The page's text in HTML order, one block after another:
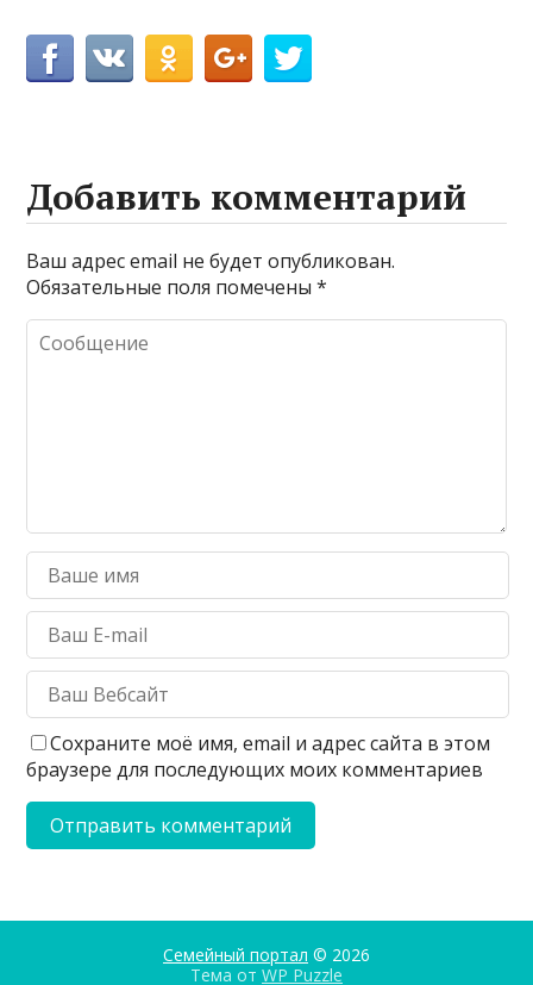
Добавить комментарий
Ваш адрес email не будет опубликован.
Обязательные поля помечены*
Сохраните моё имя, email и адрес сайта в этом
браузере для последующих моих комментариев
Семейный портал © 2026
Тема от WP Puzzle